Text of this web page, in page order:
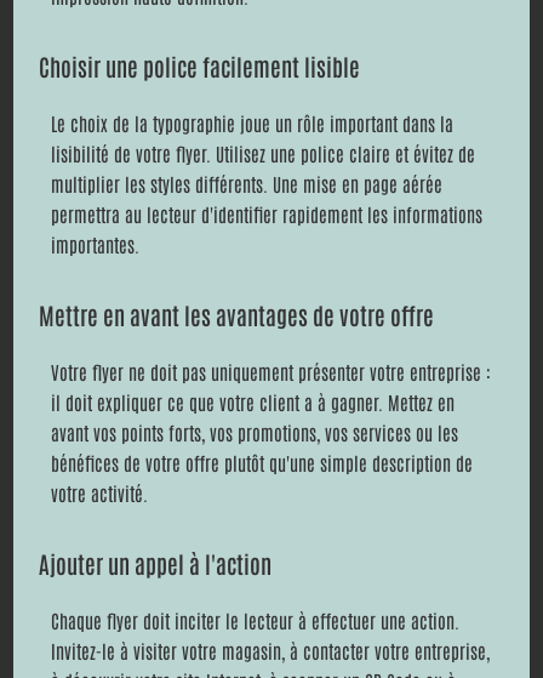
Choisir une police facilement lisible
Le choix de la typographie joue un rôle important dans la
lisibilité de votre flyer. Utilisez une police claire et évitez de
multiplier les styles différents. Une mise en page aérée
permettra au lecteur d'identifier rapidement les informations
importantes.
Mettre en avant les avantages de votre offre
Votre flyer ne doit pas uniquement présenter votre entreprise :
il doit expliquer ce que votre client a à gagner. Mettez en
avant vos points forts, vos promotions, vos services ou les
bénéfices de votre offre plutôt qu'une simple description de
votre activité.
Ajouter un appel à l'action
Chaque flyer doit inciter le lecteur à effectuer une action.
Invitez-le à visiter votre magasin, à contacter votre entreprise,